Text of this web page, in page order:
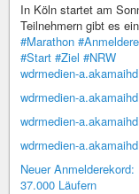
In Köln startet am
Teilnehmern gibt es
#Marathon
#Start #Ziel #NRW
wdrmedien-
wdrmedien-
wdrmedien-
wdrmedien-
Neuer
37.000 Läufern